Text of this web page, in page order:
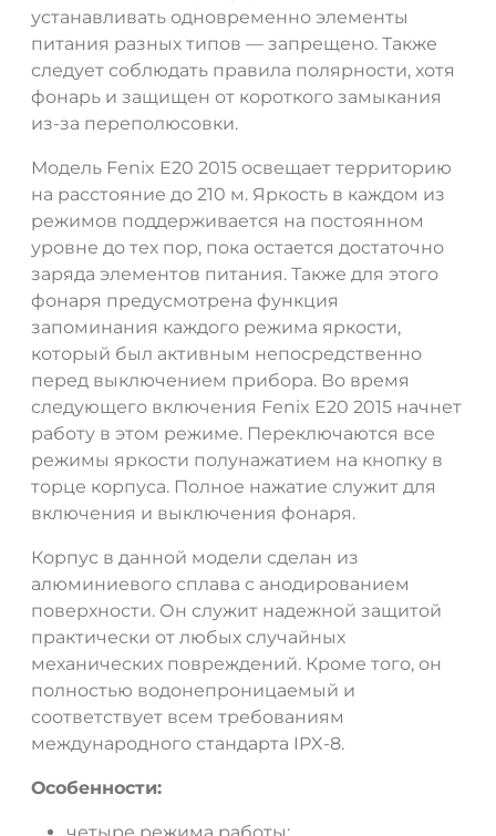
устанавливать одновременно элементы
питания разных типов — запрещено. Также
следует соблюдать правила полярности, хотя
фонарь и защищен от короткого замыкания
из-за переполюсовки.
Модель Fenix E20 2015 освещает территорию
на расстояние до 210 м. Яркость в каждом из
режимов поддерживается на постоянном
уровне до тех пор, пока остается достаточно
заряда элементов питания. Также для этого
фонаря предусмотрена функция
запоминания каждого режима яркости,
который был активным непосредственно
перед выключением прибора. Во время
следующего включения Fenix E20 2015 начнет
работу в этом режиме. Переключаются все
режимы яркости полунажатием на кнопку в
торце корпуса. Полное нажатие служит для
включения и выключения фонаря.
Корпус в данной модели сделан из
алюминиевого сплава с анодированием
поверхности. Он служит надежной защитой
практически от любых случайных
механических повреждений. Кроме того, он
полностью водонепроницаемый и
соответствует всем требованиям
международного стандарта IPX-8.
Особенности: